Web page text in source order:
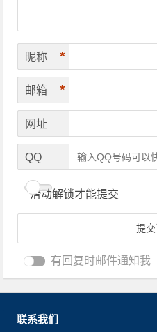
昵称 *
邮箱 *
网址
QQ
滑动解锁才能提交
有回复时邮件通知我
联系我们